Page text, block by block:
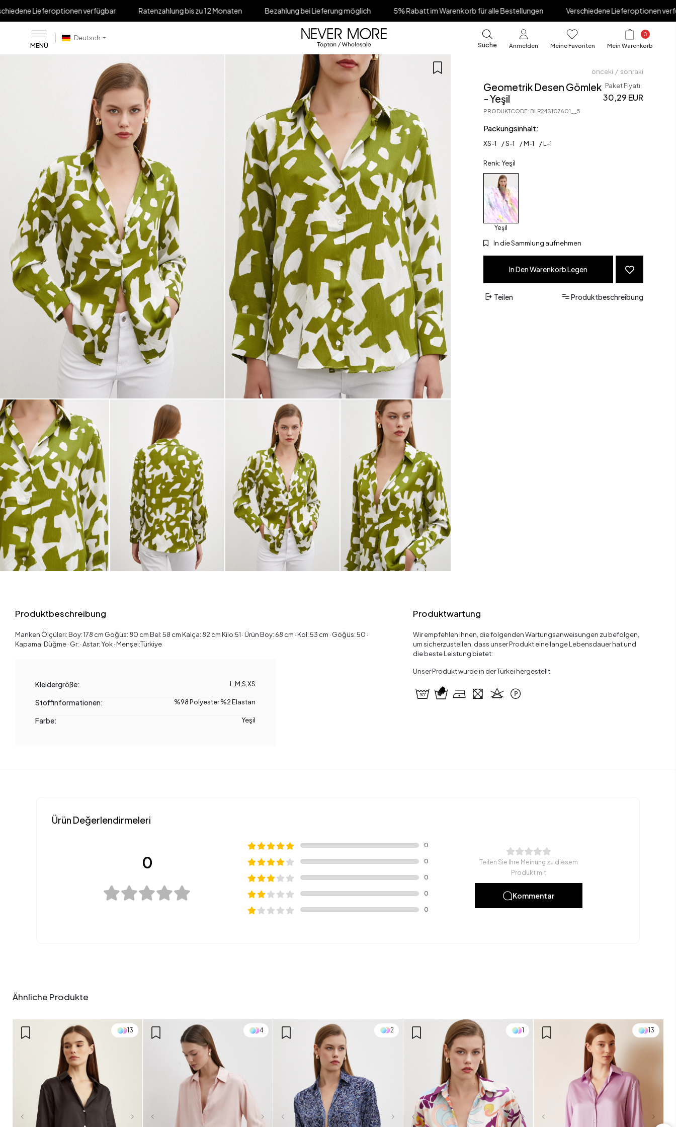
verfügbar Ratenzahlung bis zu 12 Monaten Bezahlung bei Lieferung möglich 5% Rabatt im Warenkorb für alle Bestellungen Verschiedene Lieferoptionen verfügbar
MENÜ
Deutsch
Suche
Anmelden Meine Favoriten
0
Mein Warenkorb
onceki / sonraki
Geometrik Desen Gömlek
- Yeşil
PRODUKTCODE: BLR24S107601__5
Paket Fiyatı:
30,29 EUR
Packungsinhalt:
XS-1 S-1 M-1 L -1
Renk: Yeşil
Yeşil
In die Sammlung aufnehmen
In Den Warenkorb Legen
Teilen Produktbeschreibung
Produktbeschreibung
Manken Ölçüleri: Boy: 178 cm Göğüs: 80 cm Bel: 58 cm Kalça: 82 cm Kilo:51 · Ürün Boy: 68 cm · Kol: 53 cm · Göğüs: 50 ·
Kapama: Düğme · Gr: · Astar: Yok · Menşei:Türkiye
Kleidergröße: L ,M ,S ,XS
Stoffinformationen: %98 Polyester %2 Elastan
Farbe: Yeşil
Produktwartung
Wir empfehlen Ihnen, die folgenden Wartungsanweisungen zu befolgen,
um sicherzustellen, dass unser Produkt eine lange Lebensdauer hat und
die beste Leistung bietet:
Unser Produkt wurde in der Türkei hergestellt.
Ürün Değerlendirmeleri
0
0
0
0
0
0
Teilen Sie Ihre Meinung zu diesem
Produkt mit
Kommentar
Ähnliche Produkte
4 2 1 13 13